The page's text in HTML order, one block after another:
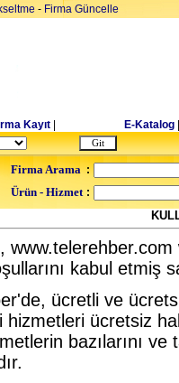
- Firma Güncelle
Kayıt E-Katalog
Firma Arama :
Ürün - Hizmet :
kabul etmiş
ücretli ve
hizmetleri ücretsiz
bazılarını